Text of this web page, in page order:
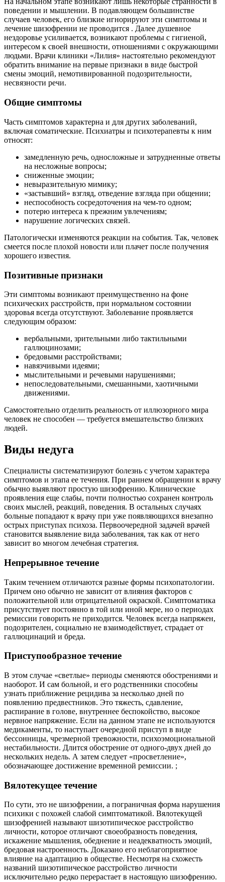
поведении и мышлении. В подавляющем большинстве
случаев человек, его близкие игнорируют эти симптомы и
лечение шизофрении не проводится . Далее душевное
нездоровье усиливается, возникают проблемы с гигиеной,
интересом к своей внешности, отношениями с окружающими
людьми. Врачи клиники «Лилия» настоятельно рекомендуют
обратить внимание на первые признаки в виде быстрой
смены эмоций, немотивированной подозрительности,
несвязности речи.
Общие симптомы
Часть симптомов характерна и для других заболеваний,
включая соматические. Психиатры и психотерапевты к ним
относят:
замедленную речь, односложные и затрудненные ответы
на несложные вопросы;
сниженные эмоции;
невыразительную мимику;
«застывший» взгляд, отведение взгляда при общении;
неспособность сосредоточения на чем-то одном;
потерю интереса к прежним увлечениям;
нарушение логических связей.
Патологически изменяются реакции на события. Так, человек
смеется после плохой новости или плачет после получения
хорошего известия.
Позитивные признаки
Эти симптомы возникают преимущественно на фоне
психических расстройств, при нормальном состоянии
здоровья всегда отсутствуют. Заболевание проявляется
следующим образом:
вербальными, зрительными либо тактильными
галлюцинозами;
бредовыми расстройствами;
навязчивыми идеями;
мыслительными и речевыми нарушениями;
непоследовательными, смешанными, хаотичными
движениями.
Самостоятельно отделить реальность от иллюзорного мира
человек не способен — требуется вмешательство близких
людей.
Виды недуга
Специалисты систематизируют болезнь с учетом характера
симптомов и этапа ее течения. При раннем обращении к врачу
обычно выявляют простую шизофрению. Клинические
проявления еще слабы, почти полностью сохранен контроль
своих мыслей, реакций, поведения. В остальных случаях
больные попадают к врачу при уже появляющихся внезапно
острых приступах психоза. Первоочередной задачей врачей
становится выявление вида заболевания, так как от него
зависит во многом лечебная стратегия.
Непрерывное течение
Таким течением отличаются разные формы психопатологии.
Причем оно обычно не зависит от влияния факторов с
положительной или отрицательной окраской. Симптоматика
присутствует постоянно в той или иной мере, но о периодах
ремиссии говорить не приходится. Человек всегда напряжен,
подозрителен, социально не взаимодействует, страдает от
галлюцинаций и бреда.
Приступообразное течение
В этом случае «светлые» периоды сменяются обострениями и
наоборот. И сам больной, и его родственники способны
узнать приближение рецидива за несколько дней по
появлению предвестников. Это тяжесть, сдавление,
распирание в голове, внутреннее беспокойство, высокое
нервное напряжение. Если на данном этапе не используются
медикаменты, то наступает очередной приступ в виде
бессонницы, чрезмерной тревожности, психоэмоциональной
нестабильности. Длится обострение от одного-двух дней до
нескольких недель. А затем следует «просветление»,
обозначающее достижение временной ремиссии. ;
Вялотекущее течение
По сути, это не шизофрении, а пограничная форма нарушения
психики с похожей слабой симптоматикой. Вялотекущей
шизофренией называют шизотипическое расстройство
личности, которое отличают своеобразность поведения,
искажение мышления, обеднение и неадекватность эмоций,
бредовая настроенность. Доказано его неблагоприятное
влияние на адаптацию в обществе. Несмотря на схожесть
названий шизотипическое расстройство личности
исключительно редко перерастает в настоящую шизофрению.